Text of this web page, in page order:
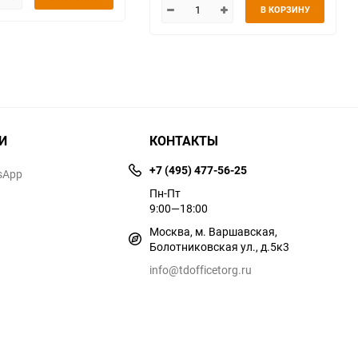
В КОРЗИНУ
КОНТАКТЫ
+7 (495) 477-56-25
Пн-Пт
9:00—18:00
Москва, м. Варшавская,
Болотниковская ул., д.5к3
info@tdofficetorg.ru